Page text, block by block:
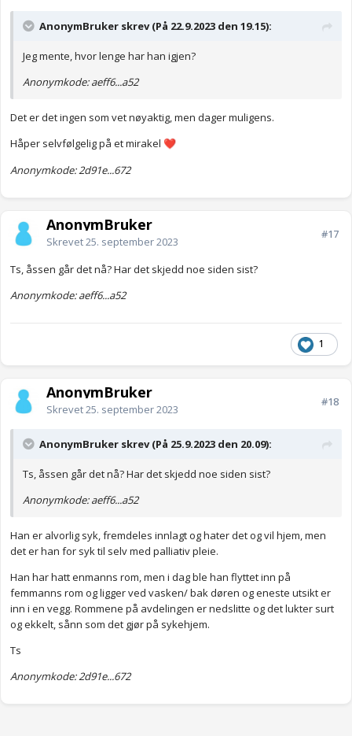
AnonymBruker skrev (På 22.9.2023 den 19.15):
Jeg mente, hvor lenge har han igjen?
Anonymkode: aeff6...a52
Det er det ingen som vet nøyaktig, men dager muligens.
Håper selvfølgelig på et mirakel ❤️
Anonymkode: 2d91e...672
AnonymBruker
Skrevet25. september 2023
#17
Ts, åssen går det nå? Har det skjedd noe siden sist?
Anonymkode: aeff6...a52
1
AnonymBruker
Skrevet25. september 2023
#18
AnonymBruker skrev (På 25.9.2023 den 20.09):
Ts, åssen går det nå? Har det skjedd noe siden sist?
Anonymkode: aeff6...a52
Han er alvorlig syk, fremdeles innlagt og hater det og vil hjem, men
det er han for syk til selv med palliativ pleie.
Han har hatt enmanns rom, men i dag ble han flyttet inn på
femmanns rom og ligger ved vasken/ bak døren og eneste utsikt er
inn i en vegg. Rommene på avdelingen er nedslitte og det lukter surt
og ekkelt, sånn som det gjør på sykehjem.
Ts
Anonymkode: 2d91e...672